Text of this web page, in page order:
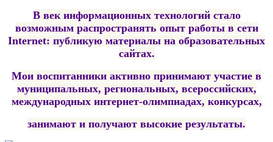
В век информационных технологий стало
возможным распространять опыт работы в сети
Internet: публикую материалы на образовательных
сайтах.
Мои воспитанники активно принимают участие в
муниципальных, региональных, всероссийских,
международных интернет-олимпиадах, конкурсах,
занимают и получают высокие результаты.